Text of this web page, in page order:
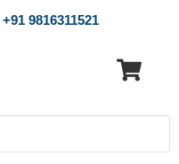
+91 9816311521